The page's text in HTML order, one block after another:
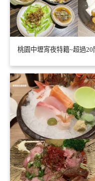
桃園中壢宵夜特籍~超過